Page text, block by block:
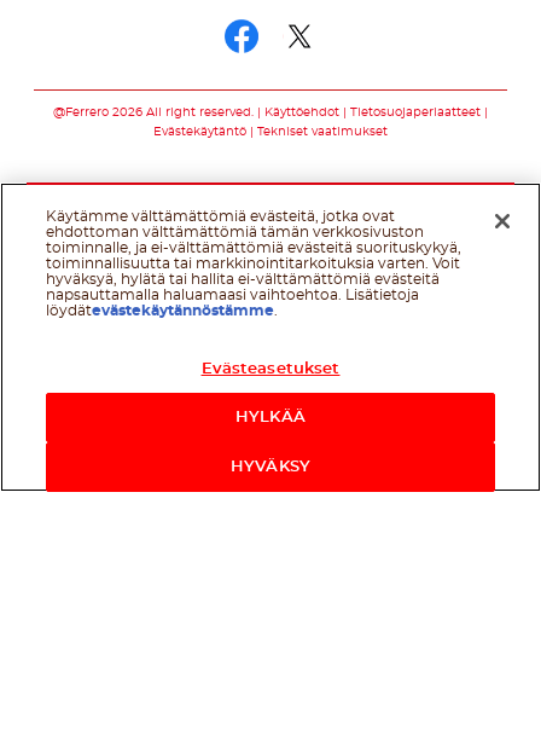
@Ferrero 2026 All right reserved. Käyttöehdot
Tietosuojaperiaatteet
Evästekäytäntö
Tekniset vaatimukset
Käytämme välttämättömiä evästeitä, jotka ovat
ehdottoman välttämättömiä tämän verkkosivuston
toiminnalle, ja ei-välttämättömiä evästeitä suorituskykyä,
toiminnallisuutta tai markkinointitarkoituksia varten. Voit
hyväksyä, hylätä tai hallita ei-välttämättömiä evästeitä
napsauttamalla haluamaasi vaihtoehtoa. Lisätietoja
löydätevästekäytännöstämme
Evästeasetukset
HYLKÄÄ
HYVÄKSY